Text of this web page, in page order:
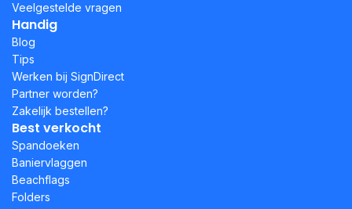
Veelgestelde vragen
Handig
Blog
Tips
Werken bij SignDirect
Partner worden?
Zakelijk bestellen?
Best verkocht
Spandoeken
Baniervlaggen
Beachflags
Folders